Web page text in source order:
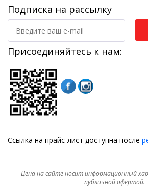
Подписка на рассылку
Присоединяйтесь к нам:
Ссылка на прайс-лист доступна после
Цена на сайте носит информационный
публичной офертой.